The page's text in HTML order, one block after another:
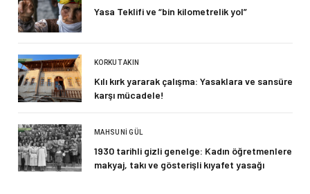
Yasa Teklifi ve “bin kilometrelik yol”
KORKUT AKIN
Kılı kırk yararak çalışma: Yasaklara ve sansüre
karşı mücadele!
MAHSUNI GÜL
1930 tarihli gizli genelge: Kadın öğretmenlere
makyaj, takı ve gösterişli kıyafet yasağı